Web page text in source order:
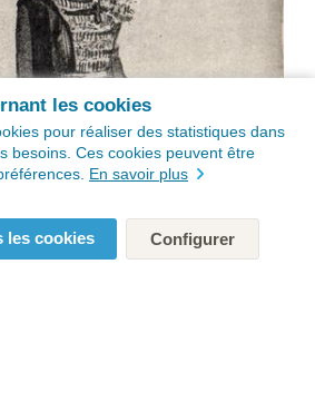
les cookies
pour réaliser des statistiques dans
besoins. Ces cookies peuvent être
En savoir plus
les cookies Configurer